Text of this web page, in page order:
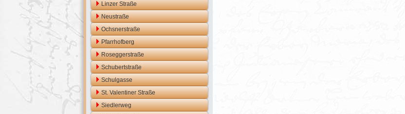
Linzer Straße
Neustraße
Ochsnerstraße
Pfarrhofberg
Roseggerstraße
Schubertstraße
Schulgasse
St. Valentiner Straße
Siedlerweg